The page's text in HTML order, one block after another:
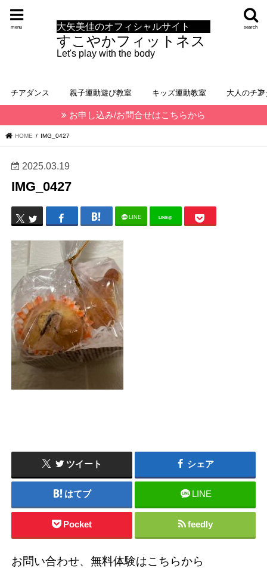
大矢美佳のオフィシャルサイト
すこやかフィットネス
Let's play with the body
search
menu
チアダンス 親子運動遊び教室 キッズ運動教室 大人のチ
お申し込み/お問合せはこちらから
HOME IMG_0427
2025.03.19
IMG_0427
LINE LINE@
ツイート シェア
はてブ LINE
Pocket feedly
お問い合わせ、無料体験はこちらから